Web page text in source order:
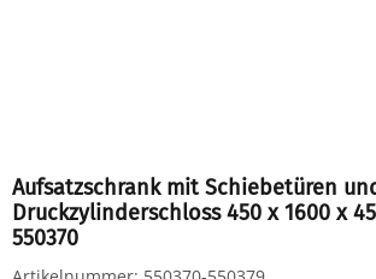
Aufsatzschrank mit Schiebetüren
Druckzylinderschloss 450 x 1600 x
550370